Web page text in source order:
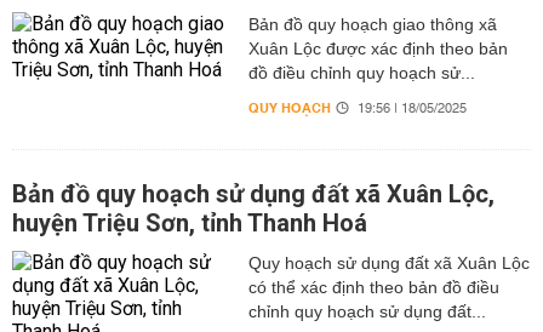
Bản đồ quy hoạch giao thông xã
Xuân Lộc được xác định theo bản
đồ điều chỉnh quy hoạch sử...
QUY HOẠCH 19:56 | 18/05/2025
Bản đồ quy hoạch sử dụng đất xã Xuân Lộc,
huyện Triệu Sơn, tỉnh Thanh Hoá
Quy hoạch sử dụng đất xã Xuân Lộc
có thể xác định theo bản đồ điều
chỉnh quy hoạch sử dụng đất...